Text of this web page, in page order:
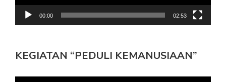
00:00 02:53
KEGIATAN “PEDULI KEMANUSIAAN”